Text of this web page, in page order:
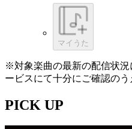
マイうた
※対象楽曲の最新の配信状況
ービスにて十分にご確認のう
PICK UP